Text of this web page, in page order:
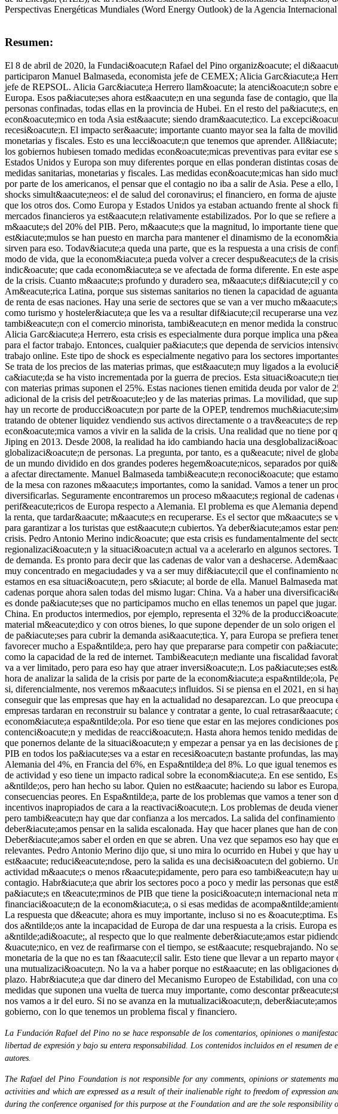
Perspectivas Energéticas Mundiales (Word Energy Outlook) de la Agencia
Resumen:
El 8 de abril de 2020, la Fundaci&oacute;n Rafael del Pino organiz&oacute; el di&aacute;logo online sobre &ldquo;&iquest;Qu&eacute; est&aacute; pasando en la econom&iacute;a mundial?&rdquo;, en el que participaron Manuel Balmaseda, economista jefe de CEMEX; Alicia Garc&iacute;a Herrero, economista jefe de Asia-Pac&iacute;fico de NATIXIS, y Pedro Antonio Merino, director de estudios y economista jefe de REPSOL. Alicia Garc&iacute;a Herrero llam&oacute; la atenci&oacute;n sobre el hecho de que la reacci&oacute;n de Asia en primera instancia a la crisis del coronavirus fue bastante diferente a la de Europa. Esos pa&iacute;ses ahora est&aacute;n en una segunda fase de contagio, que llaman de importaci&oacute;n de casos de Europa y de Estados Unidos. En esa primera fase solo hubo 60 millones de personas confinadas, todas ellas en la provincia de Hubei. En el resto del pa&iacute;s, en cambio, no se produjeron confinamientos. Por tanto, la movilidad ha sido muy superior. Aun as&iacute;, el impacto econ&oacute;mico en toda Asia est&aacute; siendo dram&aacute;tico. La excepci&oacute;n, hasta el momento, es Taiwan. Los dem&aacute;s pa&iacute;ses, sin embargo, es muy probable que entren en recesi&oacute;n. El impacto ser&aacute; importante cuanto mayor sea la falta de movilidad y cuanto m&aacute;s se prolongue en el tiempo. Asia ha reaccionado un poco tarde en materia de pol&iacute;ticas monetarias y fiscales. Esto es una lecci&oacute;n que tenemos que aprender. All&iacute; los paquetes fiscales todav&iacute;a est&aacute;n prepar&aacute;ndose o anunci&aacute;ndose. Lo ideal hubiera sido que los gobiernos hubiesen tomado medidas econ&oacute;micas preventivas para evitar ese shock tan fuerte sobre la econom&iacute;a. Manuel Balmaseda a&ntilde;adi&oacute; que las medias que se han tomado en Estados Unidos y Europa son muy diferentes porque en ellas ponderan distintas cosas de forma diferente. No obstante, los europeos y los americanos deber&iacute;an haber aprendido de Asia y haber tomado medidas sanitarias, monetarias y fiscales. Las medidas econ&oacute;micas han sido mucho m&aacute;s r&aacute;pidas, pero las sanitarias, sin embargo, han llegado algo tarde. Fue un poco iluso, especialmente por parte de los americanos, el pensar que el contagio no iba a salir de Asia. Pese a ello, la respuesta monetaria y fiscal en Estados Unidos fue mucho m&aacute;s r&aacute;pida. En esta crisis ha habido tres shocks simult&aacute;neos: el de salud del coronavirus; el financiero, en forma de ajuste espectacular de los mercados, y el del petr&oacute;leo, por la subida de su precio, que afect&oacute; incluso m&aacute;s que los otros dos. Como Europa y Estados Unidos ya estaban actuando frente al shock financiero, pudieron responder m&aacute;s r&aacute;pido al del coronavirus. Eso les ha ayudado. Gracias a ello, los mercados financieros ya est&aacute;n relativamente estabilizados. Por lo que se refiere a la pol&iacute;tica fiscal, Estados Unidos ha sido muy agresivo. Alemania tambi&eacute;n, con un paquete de gasto de m&aacute;s del 20% del PIB. Pero, m&aacute;s que la magnitud, lo importante tiene que ser la rapidez y flexibilidad con que estos est&iacute;mulos lleguen a los ciudadanos y a la econom&iacute;a. Estos est&iacute;mulos se han puesto en marcha para mantener el dinamismo de la econom&iacute;a mientras se produc&iacute;a el par&oacute;n productivo, para mantener a la econom&iacute;a en la UCI. Pero solo sirven para eso. Todav&iacute;a queda una parte, que es la respuesta a una crisis de confianza y las medidas que hay que tomar para superarla. En estos momentos hay dos prioridades, salvar vidas y salvar el modo de vida, que la econom&iacute;a pueda volver a crecer despu&eacute;s de la crisis. Ah&iacute; tenemos que empezar a centrarnos. Por lo que se refiere a la salida de la crisis, Manuel Balmaseda indic&oacute; que cada econom&iacute;a se ve afectada de forma diferente. En este aspecto hay tres factores a tener en cuenta: la profundidad del choque, su duraci&oacute;n y la recuperaci&oacute;n o salida de la crisis. Cuanto m&aacute;s profundo y
La Fundación Rafael del Pino no se hace responsable de los comentarios, opiniones o
libertad de expresión y bajo su entera responsabilidad. Los contenidos incluidos en el resumen
autores.
The Rafael del Pino Foundation is not responsible for any comments, opinions or
activities and which are expressed as a result of their inalienable right to freedom of expression
during the conference organised for this purpose at the Foundation and are the sole responsibility